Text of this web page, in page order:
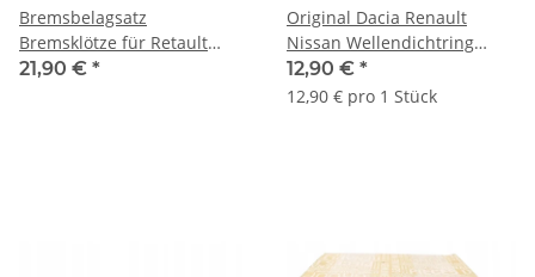
Bremsbelagsatz
Bremsklötze für Retault
LAguna ab BJ 2001
21,90 € *
Original Dacia Renault
Nissan Wellendichtring
Differential 8200884113
3834200QAG
12,90 € *
12,90 € pro 1 Stück